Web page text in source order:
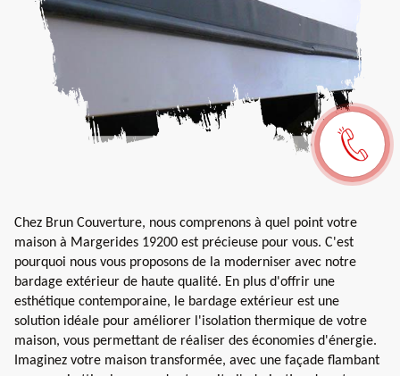
Chez Brun Couverture, nous comprenons à quel point votre
maison à Margerides 19200 est précieuse pour vous. C'est
pourquoi nous vous proposons de la moderniser avec notre
bardage extérieur de haute qualité. En plus d'offrir une
esthétique contemporaine, le bardage extérieur est une
solution idéale pour améliorer l'isolation thermique de votre
maison, vous permettant de réaliser des économies d'énergie.
Imaginez votre maison transformée, avec une façade flambant